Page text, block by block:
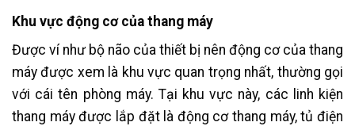
Khu vực động cơ của thang máy
Được ví như bộ não của thiết bị nên động cơ của thang
máy được xem là khu vực quan trọng nhất, thường gọi
với cái tên phòng máy. Tại khu vực này, các linh kiện
thang máy được lắp đặt là động cơ thang máy, tủ điện